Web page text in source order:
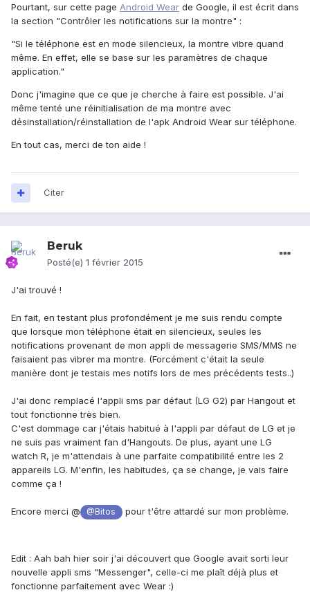
Pourtant, sur cette page Android Wear de Google, il est écrit dans
la section "Contrôler les notifications sur la montre" :
"Si le téléphone est en mode silencieux, la montre vibre quand
même. En effet, elle se base sur les paramètres de chaque
application."
Donc j'imagine que ce que je cherche à faire est possible. J'ai
même tenté une réinitialisation de ma montre avec
désinstallation/réinstallation de l'apk Android Wear sur téléphone.
En tout cas, merci de ton aide !
Citer
Beruk
Posté(e) 1 février 2015
J'ai trouvé !
En fait, en testant plus profondément je me suis rendu compte
que lorsque mon téléphone était en silencieux, seules les
notifications provenant de mon appli de messagerie SMS/MMS ne
faisaient pas vibrer ma montre. (Forcément c'était la seule
manière dont je testais mes notifs lors de mes précédents tests..)
J'ai donc remplacé l'appli sms par défaut (LG G2) par Hangout et
tout fonctionne très bien.
C'est dommage car j'étais habitué à l'appli par défaut de LG et je
ne suis pas vraiment fan d'Hangouts. De plus, ayant une LG
watch R, je m'attendais à une parfaite compatibilité entre les 2
appareils LG. M'enfin, les habitudes, ça se change, je vais faire
comme ça !
Encore merci @ @Bitos pour t'être attardé sur mon problème.
Edit : Aah bah hier soir j'ai découvert que Google avait sorti leur
nouvelle appli sms "Messenger", celle-ci me plaît déjà plus et
fonctionne parfaitement avec Wear :)